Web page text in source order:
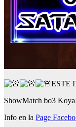
ESTE
ShowMatch bo3
Info en la Page